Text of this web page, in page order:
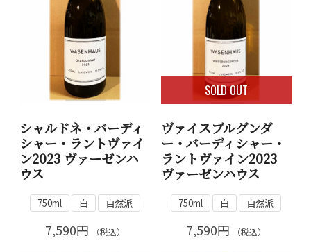
シャルドネ・バーディ
シャー・ラントヴァイ
ン2023 ヴァーゼンハ
ウス
750ml 白 自然派
7,590円 （税込）
SOLD OUT
ヴァイスブルグンダ
ー・バーディシャー・
ラントヴァイン2023
ヴァーゼンハウス
750ml 白 自然派
7,590円 （税込）